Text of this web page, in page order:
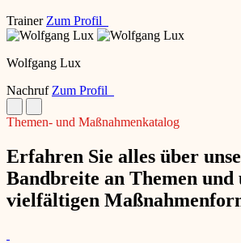
Trainer Zum Profil
Wolfgang Lux
Nachruf Zum Profil
Themen- und Maßnahmenkatalog
Erfahren Sie alles über
Bandbreite an Themen und
vielfältigen